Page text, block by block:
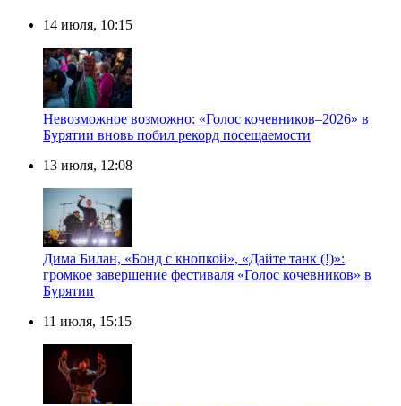
14 июля, 10:15
Невозможное возможно: «Голос кочевников–2026» в
Бурятии вновь побил рекорд посещаемости
13 июля, 12:08
Дима Билан, «Бонд с кнопкой», «Дайте танк (!)»:
громкое завершение фестиваля «Голос кочевников» в
Бурятии
11 июля, 15:15